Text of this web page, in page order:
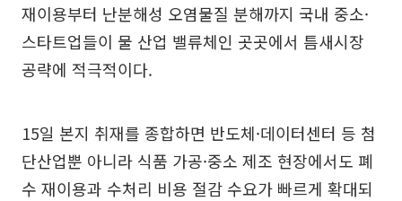
재이용부터 난분해성 오염물질 분해까지 국내 중소·
스타트업들이 물 산업 밸류체인 곳곳에서 틈새시장
공략에 적극적이다.
15일 본지 취재를 종합하면 반도체·데이터센터 등 첨
단산업뿐 아니라 식품 가공·중소 제조 현장에서도 폐
수 재이용과 수처리 비용 절감 수요가 빠르게 확대되